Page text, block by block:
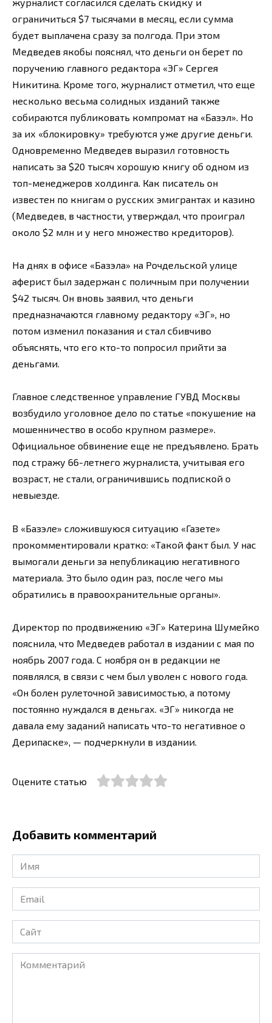
ограничиться $7 тысячами в месяц, если сумма
будет выплачена сразу за полгода. При этом
Медведев якобы пояснял, что деньги он берет по
поручению главного редактора «ЭГ» Сергея
Никитина. Кроме того, журналист отметил, что еще
несколько весьма солидных изданий также
собираются публиковать компромат на «Базэл». Но
за их «блокировку» требуются уже другие деньги.
Одновременно Медведев выразил готовность
написать за $20 тысяч хорошую книгу об одном из
топ-менеджеров холдинга. Как писатель он
известен по книгам о русских эмигрантах и казино
(Медведев, в частности, утверждал, что проиграл
около $2 млн и у него множество кредиторов).
На днях в офисе «Базэла» на Рочдельской улице
аферист был задержан с поличным при получении
$42 тысяч. Он вновь заявил, что деньги
предназначаются главному редактору «ЭГ», но
потом изменил показания и стал сбивчиво
объяснять, что его кто-то попросил прийти за
деньгами.
Главное следственное управление ГУВД Москвы
возбудило уголовное дело по статье «покушение на
мошенничество в особо крупном размере».
Официальное обвинение еще не предъявлено. Брать
под стражу 66-летнего журналиста, учитывая его
возраст, не стали, ограничившись подпиской о
невыезде.
В «Базэле» сложившуюся ситуацию «Газете»
прокомментировали кратко: «Такой факт был. У нас
вымогали деньги за непубликацию негативного
материала. Это было один раз, после чего мы
обратились в правоохранительные органы».
Директор по продвижению «ЭГ» Катерина Шумейко
пояснила, что Медведев работал в издании с мая по
ноябрь 2007 года. С ноября он в редакции не
появлялся, в связи с чем был уволен с нового года.
«Он болен рулеточной зависимостью, а потому
постоянно нуждался в деньгах. «ЭГ» никогда не
давала ему заданий написать что-то негативное о
Дерипаске», — подчеркнули в издании.
Оцените статью
Добавить комментарий
Имя
*
Email
*
Сайт
Комментарий